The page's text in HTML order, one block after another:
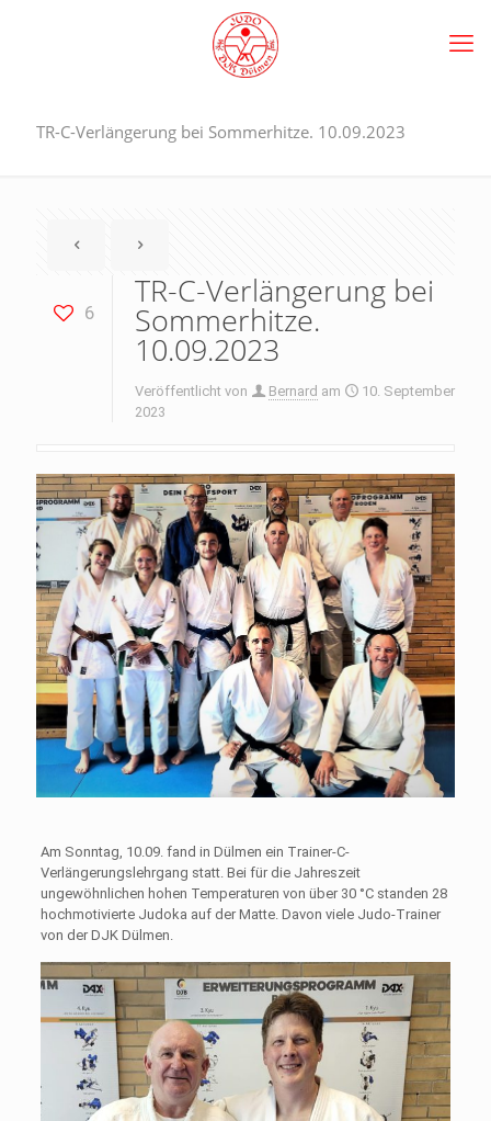
TR-C-Verlängerung bei Sommerhitze. 10.09.2023
6
TR-C-Verlängerung bei
Sommerhitze.
10.09.2023
Veröffentlicht von Bernard am
10. September
2023
Am Sonntag, 10.09. fand in Dülmen ein Trainer-C-
Verlängerungslehrgang statt. Bei für die Jahreszeit
ungewöhnlichen hohen Temperaturen von über 30 °C standen 28
hochmotivierte Judoka auf der Matte. Davon viele Judo-Trainer
von der DJK Dülmen.